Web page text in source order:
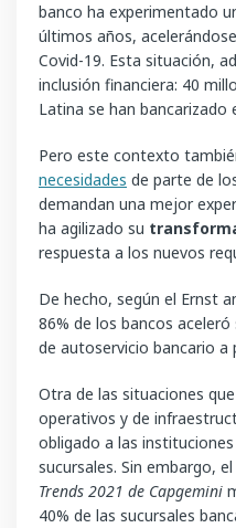
banco ha experimentado
últimos años,
Covid-19. Esta situación,
inclusión financiera: 40
Latina se han bancarizado
Pero este contexto
necesidades de parte de
demandan una mejor
ha agilizado su
respuesta a los nuevos
De hecho, según el Ernst
86% de los bancos
de autoservicio bancario a
Otra de las situaciones
operativos y de
obligado a las
sucursales. Sin embargo,
Trends 2021 de Capgemini
40% de las sucursales